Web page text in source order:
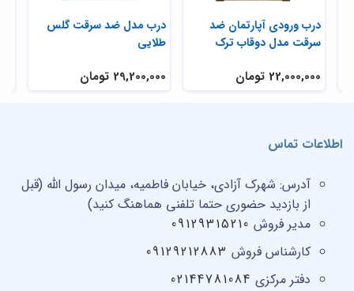
درب مدل ضد سرقت گلس
طلایی
29,200,000 تومان
درب ورودی آپارتمان ضد
سرقت مدل دوقاب ترک
22,000,000 تومان
اطلاعات تماس
آدرس: شهرک آزادی، خیابان فاطمیه، میدان رسول الله (قبل
از بازدید حضوری حتما تلفنی هماهنگ کنید)
مدیر فروش 09129315210
کارشناس فروش 09129212883
دفتر مرکزی 02144781084